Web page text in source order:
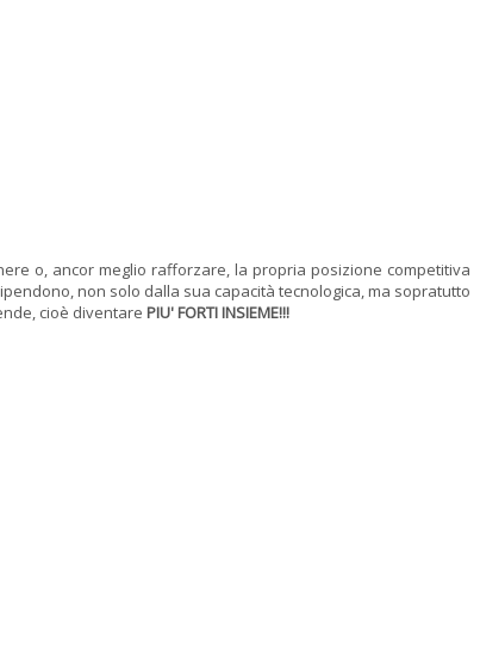
o, ancor meglio rafforzare, la propria posizione competitiva
non solo dalla sua capacità tecnologica, ma sopratutto
cioè diventare PIU' FORTI INSIEME!!!